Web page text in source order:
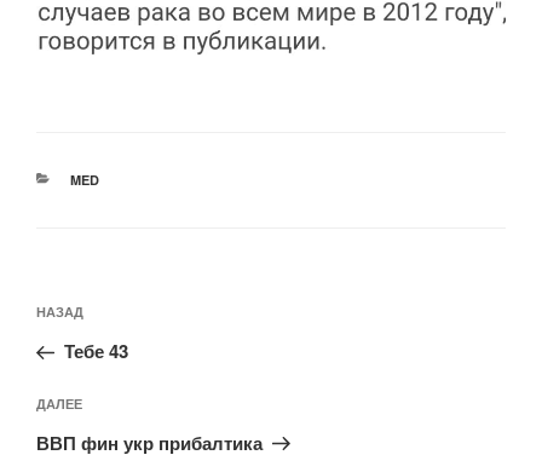
РУБРИКИ
MED
по
записям
Предыдущая
запись:
НАЗАД
Тебе 43
Следующая
запись
ДАЛЕЕ
ВВП фин укр прибалтика